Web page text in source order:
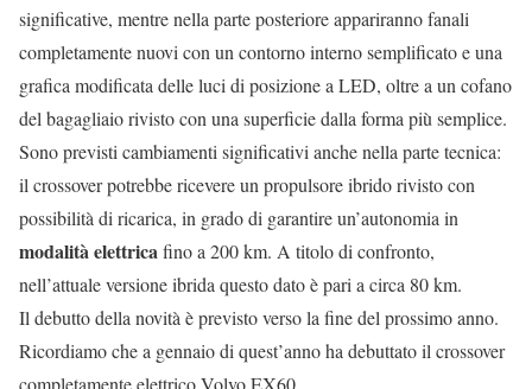
significative, mentre nella parte posteriore appariranno fanali
completamente nuovi con un contorno interno semplificato e una
grafica modificata delle luci di posizione a LED, oltre a un cofano
del bagagliaio rivisto con una superficie dalla forma più semplice.
Sono previsti cambiamenti significativi anche nella parte tecnica:
il crossover potrebbe ricevere un propulsore ibrido rivisto con
possibilità di ricarica, in grado di garantire un’autonomia in
modalità elettricafino a 200 km. A titolo di confronto,
nell’attuale versione ibrida questo dato è pari a circa 80 km.
Il debutto della novità è previsto verso la fine del prossimo anno.
Ricordiamo che a gennaio di quest’anno ha debuttato il crossover
completamente elettrico Volvo EX60.